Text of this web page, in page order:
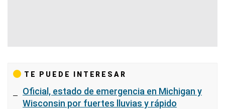
TE PUEDE INTERESAR
Oficial, estado de emergencia en Michigan y
Wisconsin por fuertes lluvias y rápido